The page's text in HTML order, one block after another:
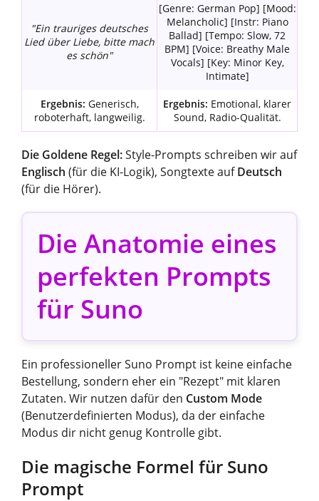
"Ein trauriges deutsches
Lied über Liebe, bitte mach
es schön"
[Genre: German Pop] [Mood:
Melancholic] [Instr: Piano
Ballad] [Tempo: Slow, 72
BPM] [Voice: Breathy Male
Vocals] [Key: Minor Key,
Intimate]
Ergebnis: Generisch,
roboterhaft, langweilig.
Ergebnis: Emotional, klarer
Sound, Radio-Qualität.
Die Goldene Regel:Style-Prompts schreiben wir auf
Englisch (für die KI-Logik), Songtexte aufDeutsch
(für die Hörer).
Die Anatomie eines
perfekten Prompts
für Suno
Ein professioneller Suno Prompt ist keine einfache
Bestellung, sondern eher ein "Rezept" mit klaren
Zutaten. Wir nutzen dafür den Custom Mode
(Benutzerdefinierten Modus), da der einfache
Modus dir nicht genug Kontrolle gibt.
Die magische Formel für Suno
Prompt